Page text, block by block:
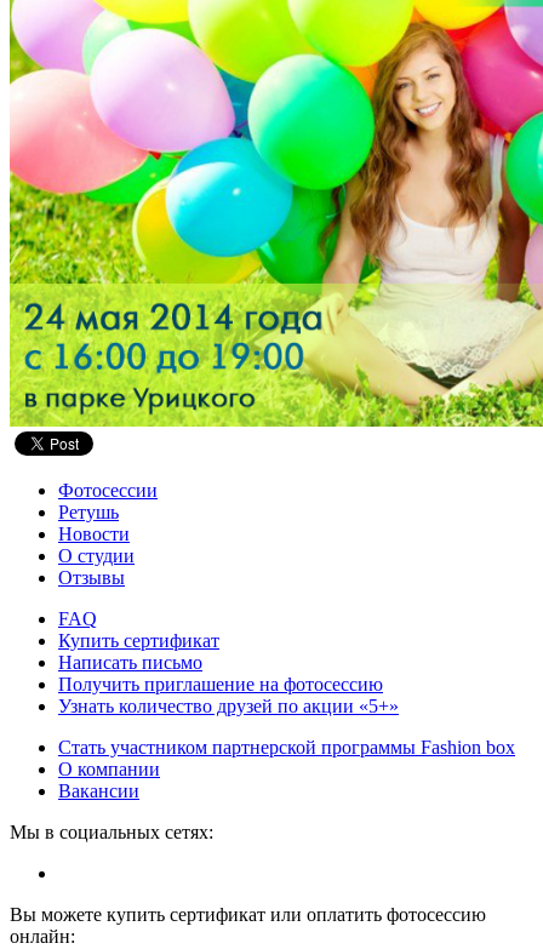
Фотосессии
Ретушь
Новости
О студии
Отзывы
FAQ
Купить сертификат
Написать письмо
Получить приглашение на фотосессию
Узнать количество друзей по акции «5+»
Стать участником партнерской программы Fashion box
О компании
Вакансии
Мы в социальных сетях:
Вы можете купить сертификат или оплатить фотосессию
онлайн: